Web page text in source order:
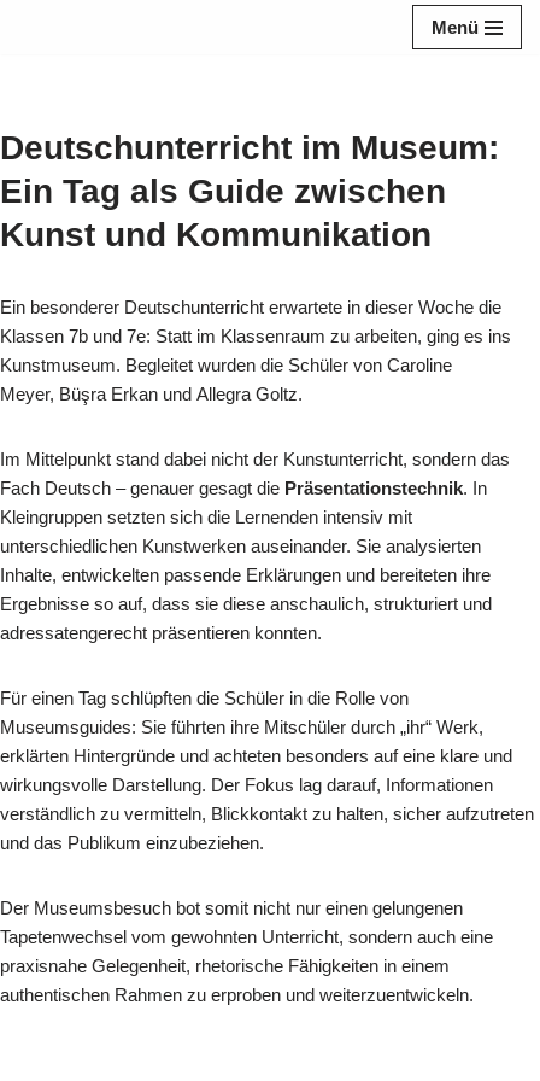
Menü
Deutschunterricht im Museum:
Ein Tag als Guide zwischen
Kunst und Kommunikation
Ein besonderer Deutschunterricht erwartete in dieser Woche die
Klassen 7b und 7e: Statt im Klassenraum zu arbeiten, ging es ins
Kunstmuseum. Begleitet wurden die Schüler von Caroline
Meyer, Büşra Erkan und Allegra Goltz.
Im Mittelpunkt stand dabei nicht der Kunstunterricht, sondern das
Fach Deutsch – genauer gesagt die Präsentationstechnik. In
Kleingruppen setzten sich die Lernenden intensiv mit
unterschiedlichen Kunstwerken auseinander. Sie analysierten
Inhalte, entwickelten passende Erklärungen und bereiteten ihre
Ergebnisse so auf, dass sie diese anschaulich, strukturiert und
adressatengerecht präsentieren konnten.
Für einen Tag schlüpften die Schüler in die Rolle von
Museumsguides: Sie führten ihre Mitschüler durch „ihr“ Werk,
erklärten Hintergründe und achteten besonders auf eine klare und
wirkungsvolle Darstellung. Der Fokus lag darauf, Informationen
verständlich zu vermitteln, Blickkontakt zu halten, sicher aufzutreten
und das Publikum einzubeziehen.
Der Museumsbesuch bot somit nicht nur einen gelungenen
Tapetenwechsel vom gewohnten Unterricht, sondern auch eine
praxisnahe Gelegenheit, rhetorische Fähigkeiten in einem
authentischen Rahmen zu erproben und weiterzuentwickeln.